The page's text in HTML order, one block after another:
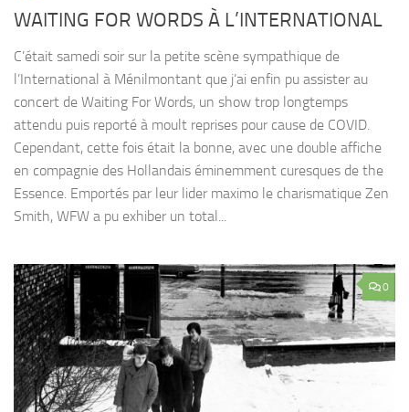
WAITING FOR WORDS À L’INTERNATIONAL
C’était samedi soir sur la petite scène sympathique de
l’International à Ménilmontant que j’ai enfin pu assister au
concert de Waiting For Words, un show trop longtemps
attendu puis reporté à moult reprises pour cause de COVID.
Cependant, cette fois était la bonne, avec une double affiche
en compagnie des Hollandais éminemment curesques de the
Essence. Emportés par leur lider maximo le charismatique Zen
Smith, WFW a pu exhiber un total...
0